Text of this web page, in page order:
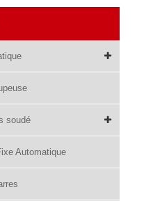
soudé
Automatique